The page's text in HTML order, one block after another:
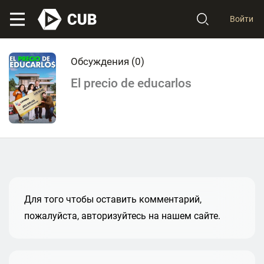
Войти
Обсуждения (0)
El precio de educarlos
Для того чтобы оставить комментарий,
пожалуйста, авторизуйтесь на нашем сайте.